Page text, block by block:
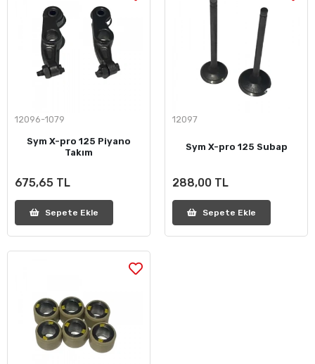
12096-1079
Sym X-pro 125 Piyano
Takım
675,65 TL
Sepete Ekle
12097
Sym X-pro 125 Subap
288,00 TL
Sepete Ekle